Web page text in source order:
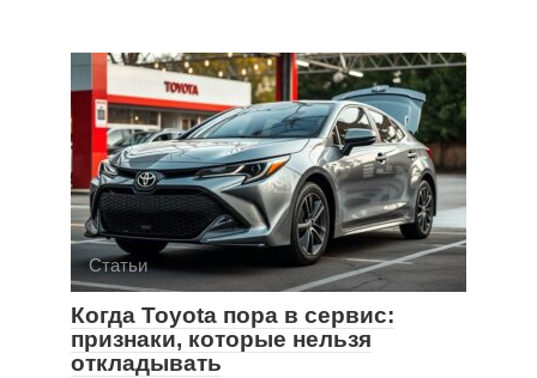
Статьи
Когда Toyota пора в сервис:
признаки, которые нельзя
откладывать